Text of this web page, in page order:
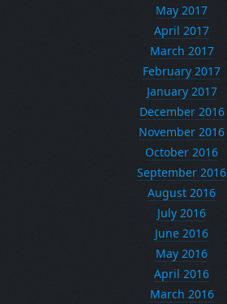
May 2017
April 2017
March 2017
February 2017
January 2017
December 2016
November 2016
October 2016
September 2016
August 2016
July 2016
June 2016
May 2016
April 2016
March 2016